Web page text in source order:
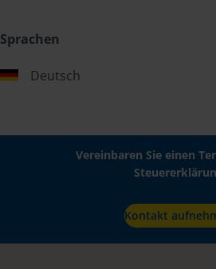
Sprachen
Deutsch
Vereinbaren Sie einen
Kontakt